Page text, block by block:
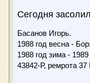
Сегодня
Басанов Игорь.
1988 год весна -
1988 год зима -
43842-Р, ремрота